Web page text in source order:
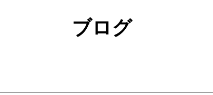
ブログ